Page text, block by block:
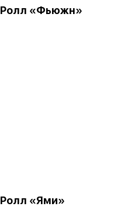
Ролл «Фьюжн»
Ролл «Ями»